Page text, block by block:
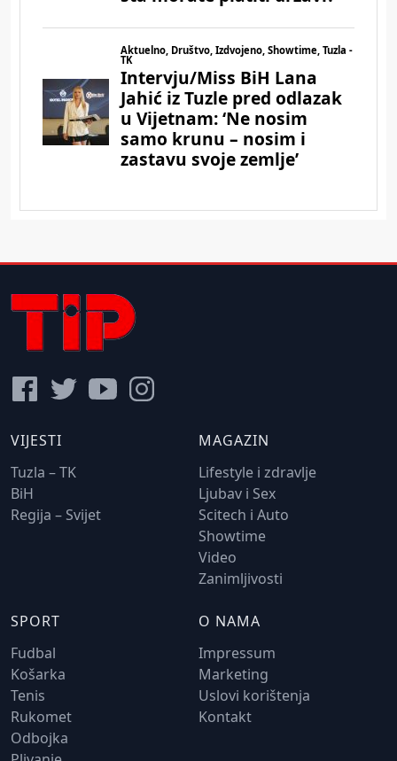
VIJESTI
Tuzla – TK
BiH
Regija – Svijet
MAGAZIN
Lifestyle i zdravlje
Ljubav i Sex
Scitech i Auto
Showtime
Video
Zanimljivosti
SPORT
Fudbal
Košarka
Tenis
Rukomet
Odbojka
O NAMA
Impressum
Marketing
Uslovi korištenja
Kontakt